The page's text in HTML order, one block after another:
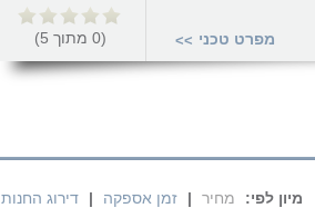
מפרט טכני >>
(
0 מתוך 5
)
מיון לפי: מחיר | זמן אספקה | דירוג החנות